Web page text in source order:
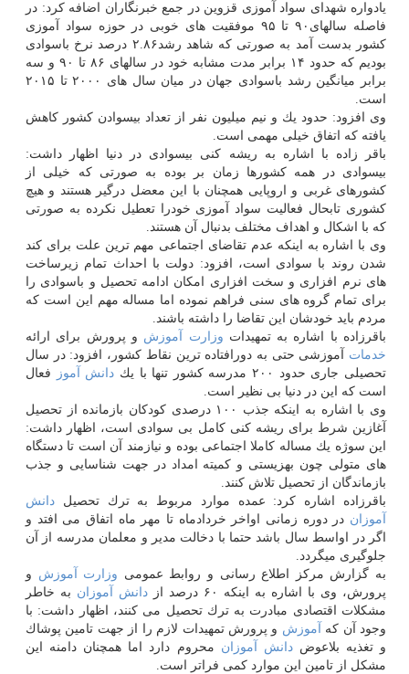
یادواره شهدای سواد آموزی قزوین در جمع خبرنگاران اضافه كرد: در
فاصله سالهای۹۰ تا ۹۵ موفقیت های خوبی در حوزه سواد آموزی
كشور بدست آمد به صورتی كه شاهد رشد۲.۸۶ درصد نرخ باسوادی
بودیم كه حدود ۱۴ برابر مدت مشابه خود در سالهای ۸۶ تا ۹۰ و سه
برابر میانگین رشد باسوادی جهان در میان سال های ۲۰۰۰ تا ۲۰۱۵
است.
وی افزود: حدود یك و نیم میلیون نفر از تعداد بیسوادن كشور كاهش
یافته كه اتفاق خیلی مهمی است.
باقر زاده با اشاره به ریشه كنی بیسوادی در دنیا اظهار داشت:
بیسوادی در همه كشورها زمان بر بوده به صورتی كه خیلی از
كشورهای غربی و اروپایی همچنان با این معضل درگیر هستند و هیچ
كشوری تابحال فعالیت سواد آموزی خودرا تعطیل نكرده به صورتی
كه با اشكال و اهداف مختلف بدنبال آن هستند.
وی با اشاره به اینكه عدم تقاضای اجتماعی مهم ترین علت برای كند
شدن روند با سوادی است، افزود: دولت با احداث تمام زیرساخت
های نرم افزاری و سخت افزاری امكان ادامه تحصیل و باسوادی را
برای تمام گروه های سنی فراهم نموده اما مساله مهم این است كه
مردم باید خودشان این تقاضا را داشته باشند.
باقرزاده با اشاره به تمهیدات وزارت آموزش و پرورش برای ارائه
خدمات آموزشی حتی به دورافتاده ترین نقاط كشور، افزود: در سال
تحصیلی جاری حدود ۲۰۰ مدرسه كشور تنها با یك
دانش آموز
فعال
است كه این در دنیا بی نظیر است.
وی با اشاره به اینكه جذب ۱۰۰ درصدی كودكان بازمانده از تحصیل
آغازین شرط برای ریشه كنی كامل بی سوادی است، اظهار داشت:
این سوژه یك مساله كاملا اجتماعی بوده و نیازمند آن است تا دستگاه
های متولی چون بهزیستی و كمیته امداد در جهت شناسایی و جذب
بازماندگان از تحصیل تلاش كنند.
باقرزاده اشاره كرد: عمده موارد مربوط به ترك تحصیل دانش
آموزان در دوره زمانی اواخر خردادماه تا مهر ماه اتفاق می افتد و
اگر در اواسط سال باشد حتما با دخالت مدیر و معلمان مدرسه از آن
جلوگیری میگردد.
به گزارش مركز اطلاع رسانی و روابط عمومی وزارت آموزش و
پرورش، وی با اشاره به اینكه ۶۰ درصد از
دانش آموزان به خاطر
مشكلات اقتصادی مبادرت به ترك تحصیل می كنند، اظهار داشت: با
وجود آن كه
آموزش و پرورش تمهیدات لازم را از جهت تامین پوشاك
و تغذیه بلاعوضدانش آموزان محروم دارد اما همچنان دامنه این
مشكل از تامین این موارد كمی فراتر است.